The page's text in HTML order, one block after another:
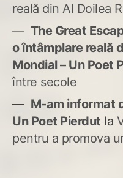
reală din Al Doilea
The Great
o întâmplare reală
Mondial – Un Poet
între secole
M-am informat
Un Poet Pierdut la
pentru a promova